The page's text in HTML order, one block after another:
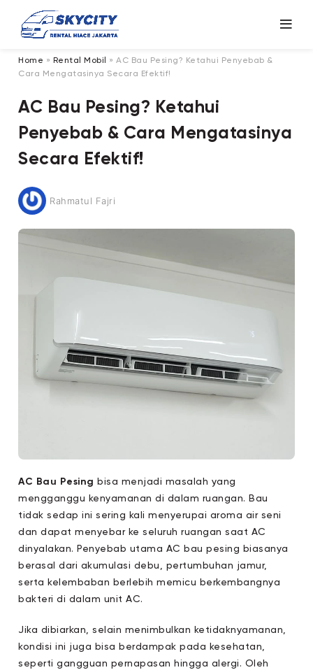
Home » Rental Mobil » AC Bau Pesing? Ketahui Penyebab &
Cara Mengatasinya Secara Efektif!
AC Bau Pesing? Ketahui
Penyebab & Cara Mengatasinya
Secara Efektif!
Rahmatul Fajri
AC Bau Pesing bisa menjadi masalah yang
mengganggu kenyamanan di dalam ruangan. Bau
tidak sedap ini sering kali menyerupai aroma air seni
dan dapat menyebar ke seluruh ruangan saat AC
dinyalakan. Penyebab utama AC bau pesing biasanya
berasal dari akumulasi debu, pertumbuhan jamur,
serta kelembaban berlebih memicu berkembangnya
bakteri di dalam unit AC.
Jika dibiarkan, selain menimbulkan ketidaknyamanan,
kondisi ini juga bisa berdampak pada kesehatan,
seperti gangguan pernapasan hingga alergi. Oleh